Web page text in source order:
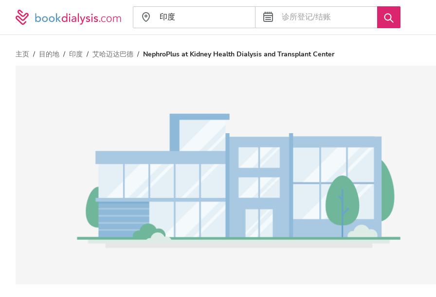
主页 目的地 印度 艾哈迈达巴德 NephroPlus at Kidney Health Dialysis and Transplant Center